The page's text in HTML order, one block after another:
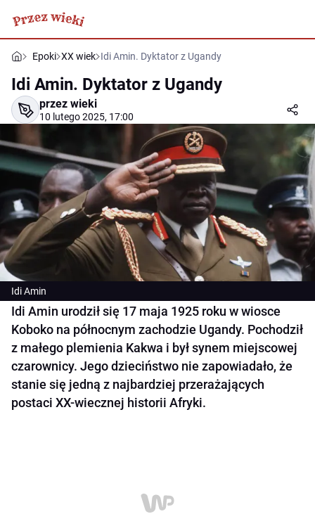
Epoki XX wiek Idi Amin. Dyktator z Ugandy
Idi Amin. Dyktator z Ugandy
przez wieki
10 lutego 2025, 17:00
Idi Amin
Idi Amin urodził się 17 maja 1925 roku w wiosce
Koboko na północnym zachodzie Ugandy. Pochodził
z małego plemienia Kakwa i był synem miejscowej
czarownicy. Jego dzieciństwo nie zapowiadało, że
stanie się jedną z najbardziej przerażających
postaci XX-wiecznej historii Afryki.